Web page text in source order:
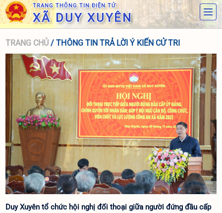
TRANG THÔNG TIN ĐIỆN TỬ
XÃ DUY XUYÊN
TRANG CHỦ / THÔNG TIN TRẢ LỜI Ý KIẾN CỬ TRI
Duy Xuyên tổ chức hội nghị đối thoại giữa người đứng đầu cấp